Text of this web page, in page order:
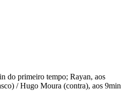
do primeiro tempo; Rayan, aos
/ Hugo Moura (contra), aos 9min